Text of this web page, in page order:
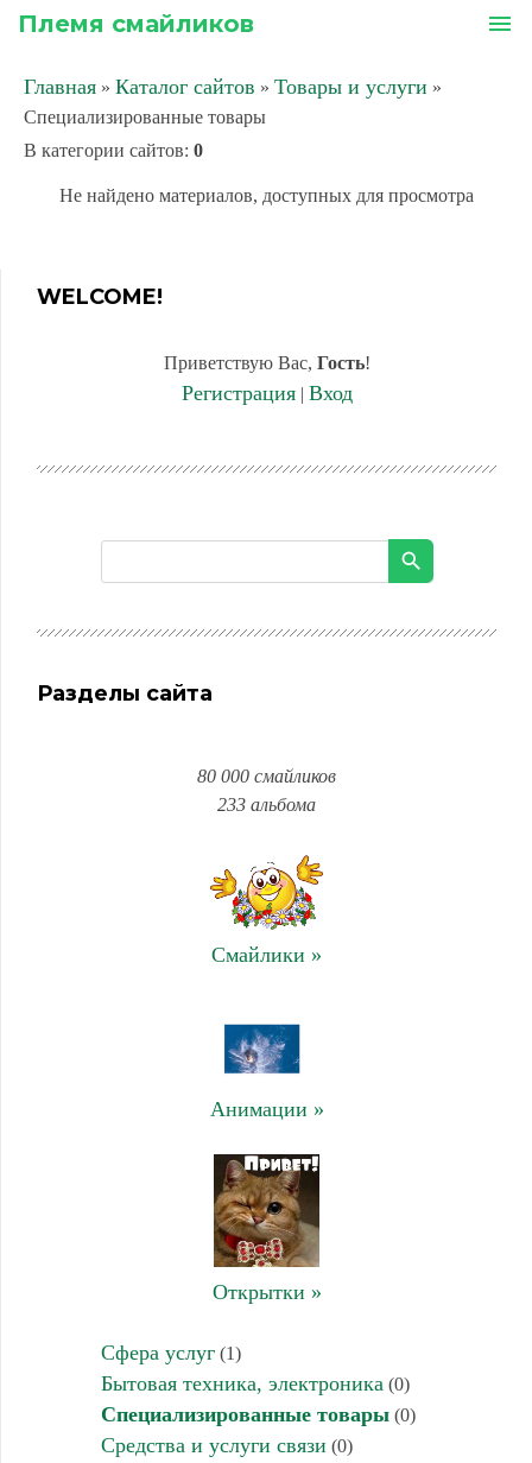
Племя смайликов menu
Главная » Каталог сайтов » Товары и услуги »
Специализированные товары
В категории сайтов: 0
Не найдено материалов, доступных для просмотра
WELCOME!
Приветствую Вас, Гость!
Регистрация| Вход
Разделы сайта
80 000 смайликов
233 альбома
Смайлики »
Анимации »
Открытки »
Cфера услуг (1)
Бытовая техника, электроника (0)
Специализированные товары (0)
Средства и услуги связи (0)